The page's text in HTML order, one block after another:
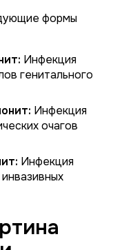
формы
Инфекция
генитального
Инфекция
очагов
Инфекция